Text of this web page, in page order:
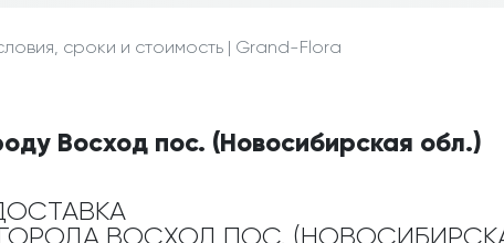
корзиныЛюбовь
Просто так
Мужчине
сроки и стоимость | Grand-Flora
Восход пос. (Новосибирская обл.)
ГОРОДА ВОСХОД ПОС.